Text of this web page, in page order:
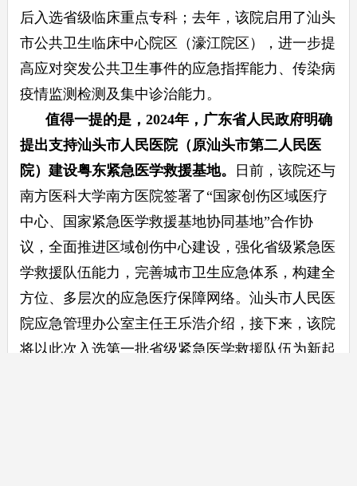
后入选省级临床重点专科；去年，该院启用了汕头
市公共卫生临床中心院区（濠江院区），进一步提
高应对突发公共卫生事件的应急指挥能力、传染病
疫情监测检测及集中诊治能力。
值得一提的是，2024年，广东省人民政府明确
提出支持汕头市人民医院（原汕头市第二人民医
院）建设粤东紧急医学救援基地。
日前，该院还与
南方医科大学南方医院签署了“国家创伤区域医疗
中心、国家紧急医学救援基地协同基地”合作协
议，全面推进区域创伤中心建设，强化省级紧急医
学救援队伍能力，完善城市卫生应急体系，构建全
方位、多层次的应急医疗保障网络。汕头市人民医
院应急管理办公室主任王乐浩介绍，接下来，该院
将以此次入选第一批省级紧急医学救援队伍为新起